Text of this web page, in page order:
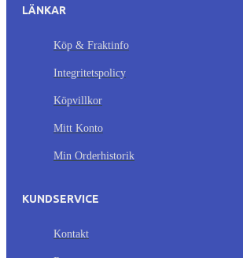
LÄNKAR
Köp & Fraktinfo
Integritetspolicy
Köpvillkor
Mitt Konto
Min Orderhistorik
KUNDSERVICE
Kontakt